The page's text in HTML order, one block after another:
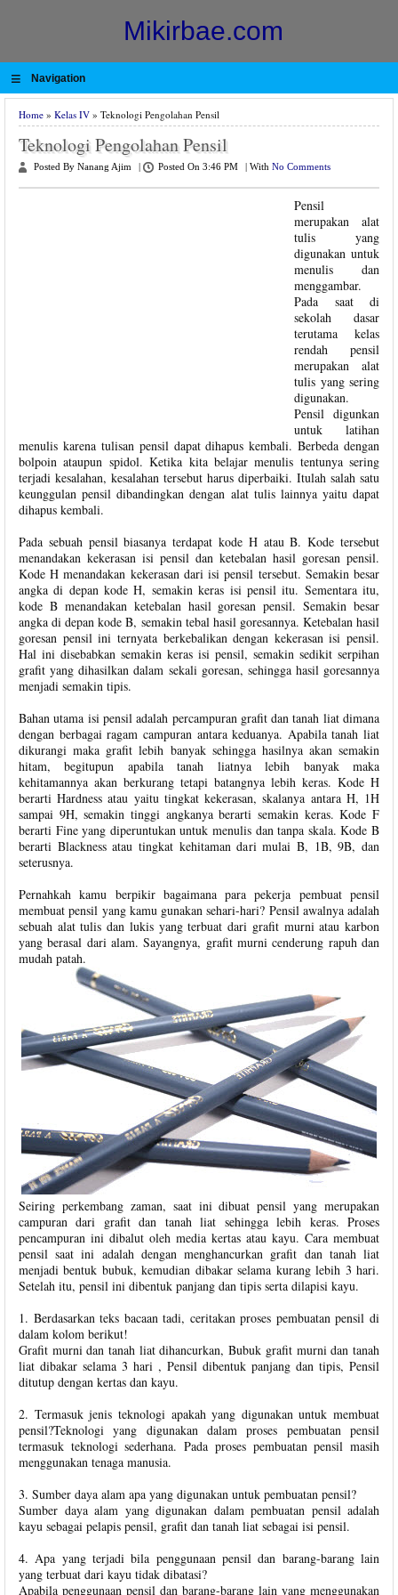
Mikirbae.com
≡ Navigation
Home » Kelas IV » Teknologi Pengolahan Pensil
Teknologi Pengolahan Pensil
Posted By Nanang Ajim Posted On 3:46 PM With No Comments
Pensil
merupakan alat
tulis yang
digunakan untuk
menulis dan
menggambar.
Pada saat di
sekolah dasar
terutama kelas
rendah pensil
merupakan alat
tulis yang sering
digunakan.
Pensil digunkan
untuk latihan
menulis karena tulisan pensil dapat dihapus kembali. Berbeda dengan
bolpoin ataupun spidol. Ketika kita belajar menulis tentunya sering
terjadi kesalahan, kesalahan tersebut harus diperbaiki. Itulah salah satu
keunggulan pensil dibandingkan dengan alat tulis lainnya yaitu dapat
dihapus kembali.
Pada sebuah pensil biasanya terdapat kode H atau B. Kode tersebut
menandakan kekerasan isi pensil dan ketebalan hasil goresan pensil.
Kode H menandakan kekerasan dari isi pensil tersebut. Semakin besar
angka di depan kode H, semakin keras isi pensil itu. Sementara itu,
kode B menandakan ketebalan hasil goresan pensil. Semakin besar
angka di depan kode B, semakin tebal hasil goresannya. Ketebalan hasil
goresan pensil ini ternyata berkebalikan dengan kekerasan isi pensil.
Hal ini disebabkan semakin keras isi pensil, semakin sedikit serpihan
grafit yang dihasilkan dalam sekali goresan, sehingga hasil goresannya
menjadi semakin tipis.
Bahan utama isi pensil adalah percampuran grafit dan tanah liat dimana
dengan berbagai ragam campuran antara keduanya. Apabila tanah liat
dikurangi maka grafit lebih banyak sehingga hasilnya akan semakin
hitam, begitupun apabila tanah liatnya lebih banyak maka
kehitamannya akan berkurang tetapi batangnya lebih keras. Kode H
berarti Hardness atau yaitu tingkat kekerasan, skalanya antara H, 1H
sampai 9H, semakin tinggi angkanya berarti semakin keras. Kode F
berarti Fine yang diperuntukan untuk menulis dan tanpa skala. Kode B
berarti Blackness atau tingkat kehitaman dari mulai B, 1B, 9B, dan
seterusnya.
Pernahkah kamu berpikir bagaimana para pekerja pembuat pensil
membuat pensil yang kamu gunakan sehari-hari? Pensil awalnya adalah
sebuah alat tulis dan lukis yang terbuat dari grafit murni atau karbon
yang berasal dari alam. Sayangnya, grafit murni cenderung rapuh dan
mudah patah.
Seiring perkembang zaman, saat ini dibuat pensil yang merupakan
campuran dari grafit dan tanah liat sehingga lebih keras. Proses
pencampuran ini dibalut oleh media kertas atau kayu. Cara membuat
pensil saat ini adalah dengan menghancurkan grafit dan tanah liat
menjadi bentuk bubuk, kemudian dibakar selama kurang lebih 3 hari.
Setelah itu, pensil ini dibentuk panjang dan tipis serta dilapisi kayu.
1. Berdasarkan teks bacaan tadi, ceritakan proses pembuatan pensil di
dalam kolom berikut!
Grafit murni dan tanah liat dihancurkan, Bubuk grafit murni dan tanah
liat dibakar selama 3 hari , Pensil dibentuk panjang dan tipis, Pensil
ditutup dengan kertas dan kayu.
2. Termasuk jenis teknologi apakah yang digunakan untuk membuat
pensil?Teknologi yang digunakan dalam proses pembuatan pensil
termasuk teknologi sederhana. Pada proses pembuatan pensil masih
menggunakan tenaga manusia.
3. Sumber daya alam apa yang digunakan untuk pembuatan pensil?
Sumber daya alam yang digunakan dalam pembuatan pensil adalah
kayu sebagai pelapis pensil, grafit dan tanah liat sebagai isi pensil.
4. Apa yang terjadi bila penggunaan pensil dan barang-barang lain
yang terbuat dari kayu tidak dibatasi?
Apabila penggunaan pensil dan barang-barang lain yang menggunakan